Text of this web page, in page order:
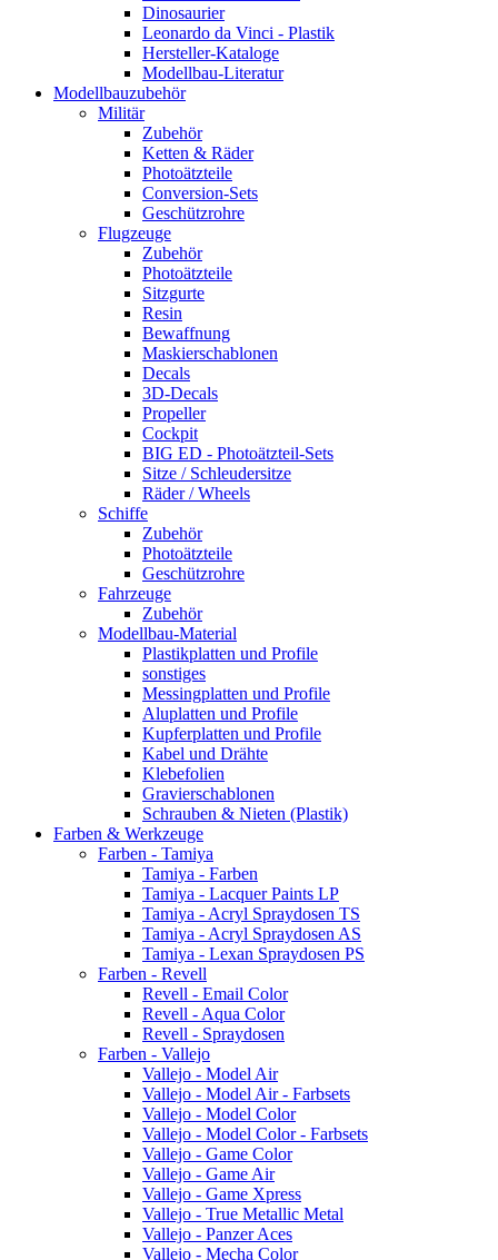
Dinosaurier
Leonardo da Vinci - Plastik
Hersteller-Kataloge
Modellbau-Literatur
Modellbauzubehör
Militär
Zubehör
Ketten & Räder
Photoätzteile
Conversion-Sets
Geschützrohre
Flugzeuge
Zubehör
Photoätzteile
Sitzgurte
Resin
Bewaffnung
Maskierschablonen
Decals
3D-Decals
Propeller
Cockpit
BIG ED - Photoätzteil-Sets
Sitze / Schleudersitze
Räder / Wheels
Schiffe
Zubehör
Photoätzteile
Geschützrohre
Fahrzeuge
Zubehör
Modellbau-Material
Plastikplatten und Profile
sonstiges
Messingplatten und Profile
Aluplatten und Profile
Kupferplatten und Profile
Kabel und Drähte
Klebefolien
Gravierschablonen
Schrauben & Nieten (Plastik)
Farben & Werkzeuge
Farben - Tamiya
Tamiya - Farben
Tamiya - Lacquer Paints LP
Tamiya - Acryl Spraydosen TS
Tamiya - Acryl Spraydosen AS
Tamiya - Lexan Spraydosen PS
Farben - Revell
Revell - Email Color
Revell - Aqua Color
Revell - Spraydosen
Farben - Vallejo
Vallejo - Model Air
Vallejo - Model Air - Farbsets
Vallejo - Model Color
Vallejo - Model Color - Farbsets
Vallejo - Game Color
Vallejo - Game Air
Vallejo - Game Xpress
Vallejo - True Metallic Metal
Vallejo - Panzer Aces
Vallejo - Mecha Color